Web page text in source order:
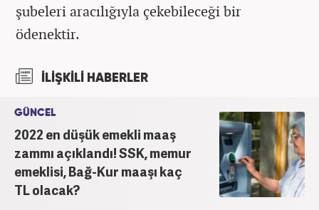
şubeleri aracılığıyla çekebileceği bir
ödenektir.
İLİŞKİLİ HABERLER
GÜNCEL
2022 en düşük emekli maaş
zammı açıklandı! SSK, memur
emeklisi, Bağ-Kur maaşı kaç
TL olacak?